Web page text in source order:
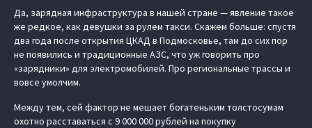
Да, зарядная инфраструктура в нашей стране — явление такое
же редкое, как девушки за рулем такси. Скажем больше: спустя
два года после открытия ЦКАД в Подмосковье, там до сих пор
не появились и традиционные АЗС, что уж говорить про
«зарядники» для электромобилей. Про региональные трассы и
вовсе умолчим.
Между тем, сей фактор не мешает богатеньким толстосумам
охотно расставаться с 9 000 000 рублей на покупку